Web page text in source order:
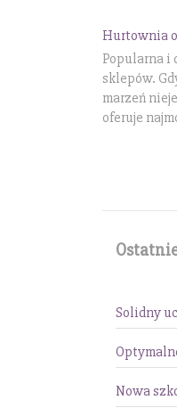
Hurtownia
Popularna i
sklepów.
marzeń
oferuje
Solidny
Nowa